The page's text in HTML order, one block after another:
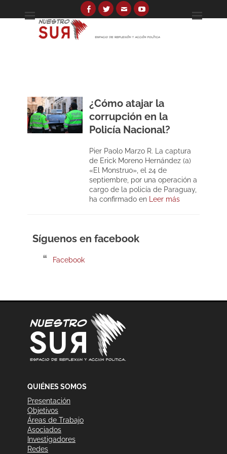
Facebook
TwitterEmailYouTube
Espacio de reflexión y acción política
¿Cómo atajar la
corrupción en la
Policía Nacional?
Pier Paolo Marzo R. La captura
de Erick Moreno Hernández (a)
«El Monstruo», el 24 de
septiembre, por una operación a
cargo de la policía de Paraguay,
ha confirmado en
Leer más
Síguenos en facebook
Facebook
QUIÉNES SOMOS
Presentación
Objetivos
Áreas de Trabajo
Asociados
Investigadores
Redes